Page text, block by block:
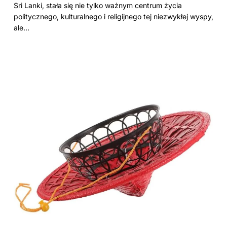
Sri Lanki, stała się nie tylko ważnym centrum życia
politycznego, kulturalnego i religijnego tej niezwykłej wyspy,
ale…